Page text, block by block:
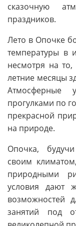
сказочную
праздников.
Лето в Опочке
температуры в
несмотря на
летние месяцы
Атмосферные
прогулками по
прекрасной
на природе.
Опочка,
своим
природными
условия дают
возможностей
занятий под